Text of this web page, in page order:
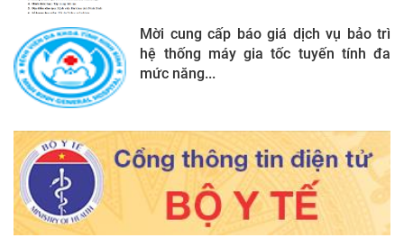
Mời cung cấp báo giá dịch vụ bảo trì
hệ thống máy gia tốc tuyến tính đa
mức năng...